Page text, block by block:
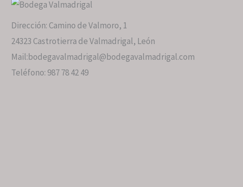
Dirección: Camino de Valmoro, 1
24323 Castrotierra de Valmadrigal, León
Mail:bodegavalmadrigal@bodegavalmadrigal.com
Teléfono: 987 78 42 49